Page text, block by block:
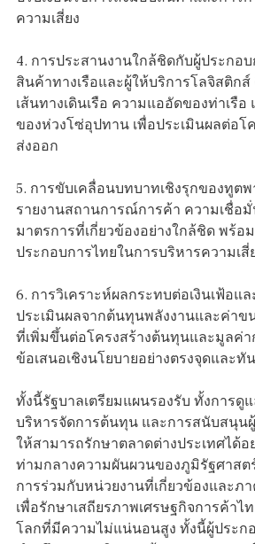
ความเสี่ยง
4. การประสานงานใกล้ชิดกับผู้ประกอ
สินค้าทางเรือและผู้ให้บริการโลจิสติก
เส้นทางเดินเรือ ความแออัดของท่าเรือ
ของห่วงโซ่อุปทาน เพื่อประเมินผลต่อโ
ส่งออก
5. การขับเคลื่อนบทบาทเชิงรุกของทูต
รายงานสถานการณ์การค้า ความเชื่อมั่
มาตรการที่เกี่ยวข้องอย่างใกล้ชิด พร้อ
ประกอบการไทยในการบริหารความเสี่
6. การวิเคราะห์ผลกระทบต่อเงินเฟ้อแ
ประเมินผลจากต้นทุนพลังงานและค่าข
ที่เพิ่มขึ้นต่อโครงสร้างต้นทุนและมูลค่า
ข้อเสนอเชิงนโยบายอย่างตรงจุดและทั
ทั้งนี้รัฐบาลเตรียมแผนรองรับ ทั้งการดู
บริหารจัดการต้นทุน และการสนับสนุน
ให้สามารถรักษาตลาดต่างประเทศได้อ
ท่ามกลางความผันผวนของภูมิรัฐศาสต
การร่วมกับหน่วยงานที่เกี่ยวข้องและภ
เพื่อรักษาเสถียรภาพเศรษฐกิจการค้า
โลกที่มีความไม่แน่นอนสูง ทั้งนี้ผู้ประก